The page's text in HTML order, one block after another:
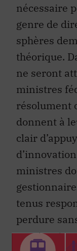
nécessaire
genre de
sphères
théorique.
ne seront
ministres
résolument
donnent à
clair
ministres
tenus
perdure
montrant